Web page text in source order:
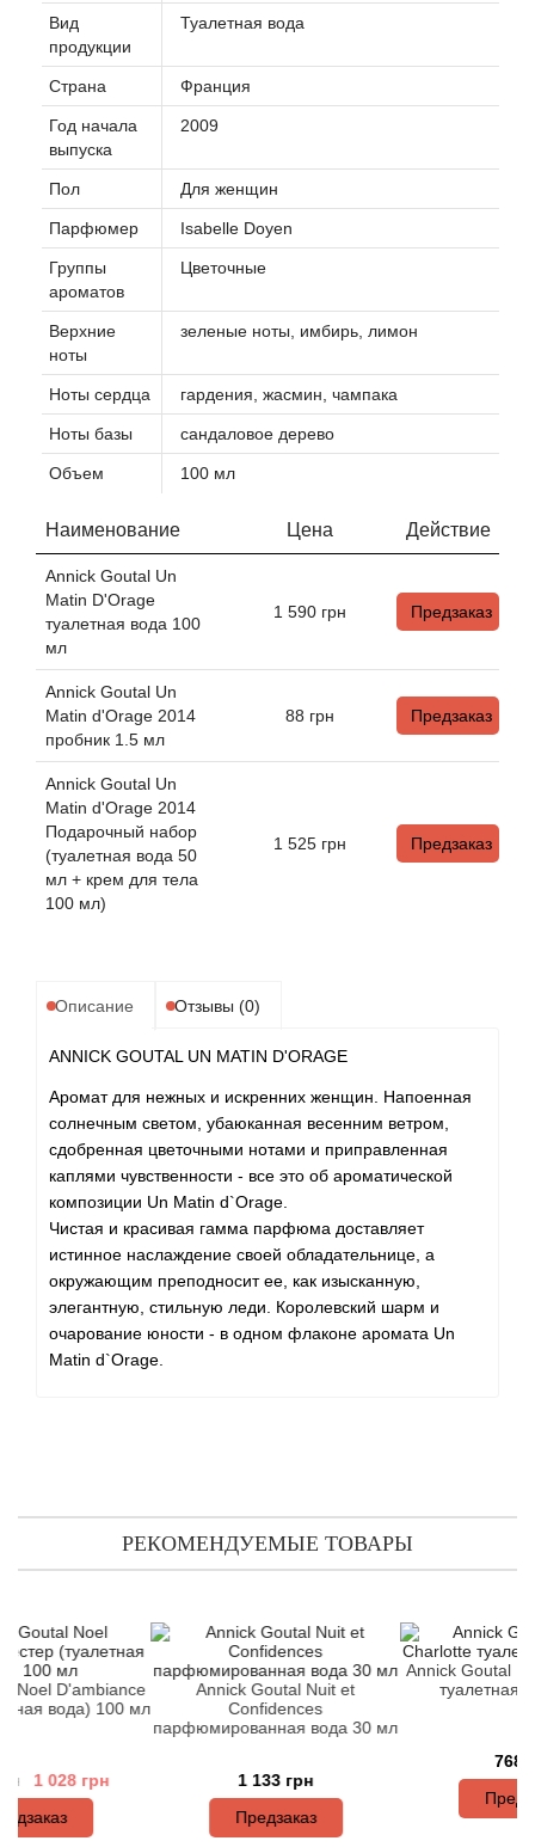
Вид
продукции
Туалетная вода
Страна Франция
Год начала
выпуска
2009
Пол Для женщин
Парфюмер Isabelle Doyen
Группы
ароматов
Цветочные
Верхние
ноты
зеленые ноты, имбирь, лимон
Ноты сердца гардения, жасмин, чампака
Ноты базы сандаловое дерево
Объем 100 мл
Наименование Цена Действие
Annick Goutal Un
Matin D'Orage
туалетная вода 100
мл
1 590 грн Предзаказ
Annick Goutal Un
Matin d'Orage 2014
пробник 1.5 мл
88 грн Предзаказ
Annick Goutal Un
Matin d'Orage 2014
Подарочный набор
(туалетная вода 50
мл + крем для тела
100 мл)
1 525 грн Предзаказ
Описание Отзывы (0)
ANNICK GOUTAL UN MATIN D'ORAGE
Аромат для нежных и искренних женщин. Напоенная
солнечным светом, убаюканная весенним ветром,
сдобренная цветочными нотами и приправленная
каплями чувственности - все это об ароматической
композиции Un Matin d`Orage.
Чистая и красивая гамма парфюма доставляет
истинное наслаждение своей обладательнице, а
окружающим преподносит ее, как изысканную,
элегантную, стильную леди. Королевский шарм и
очарование юности - в одном флаконе аромата Un
Matin d`Orage.
РЕКОМЕНДУЕМЫЕ ТОВАРЫ
D'ambiance
вода) 100 мл
грн
Annick Goutal Nuit et
Confidences
парфюмированная вода 30 мл
1 133 грн
Предзаказ
Annick Goutal Eau de
туалетная вода
768 грн
Предзаказ
Affinessence
Afnan
Agatha Ruiz de la Prada
Agent Provocateur
Agonist
Aigner
Aj Arabia (Widian)
Ajmal
Al Haramain
Al Jazeera
Alaia Paris
Alexander McQueen
Alexandre Barthet
Alexandre J
Alfred Dunhill
Alyssa Ashley
Amouage
Amouroud
Andre L'Arom
Angel Schlesser
Anima Mundi
Anne Fontaine
Antonia's Flowers
Antonio Banderas
Antonio Puig